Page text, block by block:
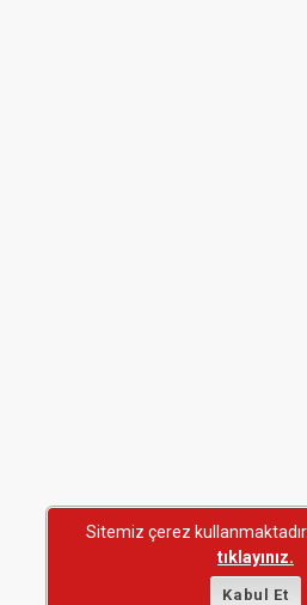
Sitemiz çerez
tıklayınız.
Kabul Et